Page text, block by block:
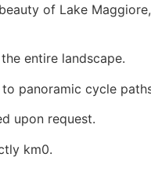
of Lake
entire landscape.
panoramic cycle
upon request.
km0.